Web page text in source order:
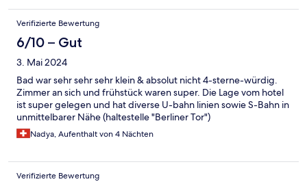
Verifizierte Bewertung
6/10 – Gut
3. Mai 2024
Bad war sehr sehr sehr klein & absolut nicht 4-sterne-würdig.
Zimmer an sich und frühstück waren super. Die Lage vom hotel
ist super gelegen und hat diverse U-bahn linien sowie S-Bahn in
unmittelbarer Nähe (haltestelle "Berliner Tor")
Nadya, Aufenthalt von 4 Nächten
Verifizierte Bewertung